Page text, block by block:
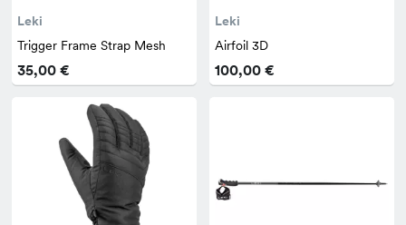
Leki
Trigger Frame Strap Mesh
35,00 €
Leki
Airfoil 3D
100,00 €